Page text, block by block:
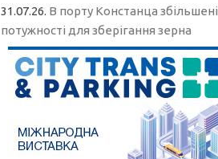
31.07.26. В порту Констанца збільшені
потужності для зберігання зерна